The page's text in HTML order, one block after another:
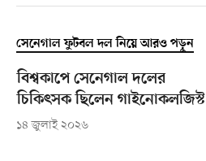
সেনেগাল ফুটবল দল নিয়ে আরও পড়ুন
বিশ্বকাপে সেনেগাল দলের
চিকিৎসক ছিলেন গাইনোকলজিস্ট
১৪ জুলাই ২০২৬